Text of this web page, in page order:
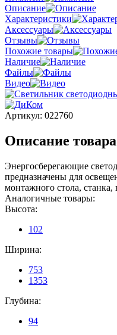
Описание
Характеристики
Аксессуары
Отзывы
Похожие товары
Наличие
Файлы
Видео
Артикул: 022760
Описание
Энергосберегающие
предназначены для
монтажного стола,
Аналогичные товары:
Высота:
102
Ширина:
753
1353
Глубина:
94